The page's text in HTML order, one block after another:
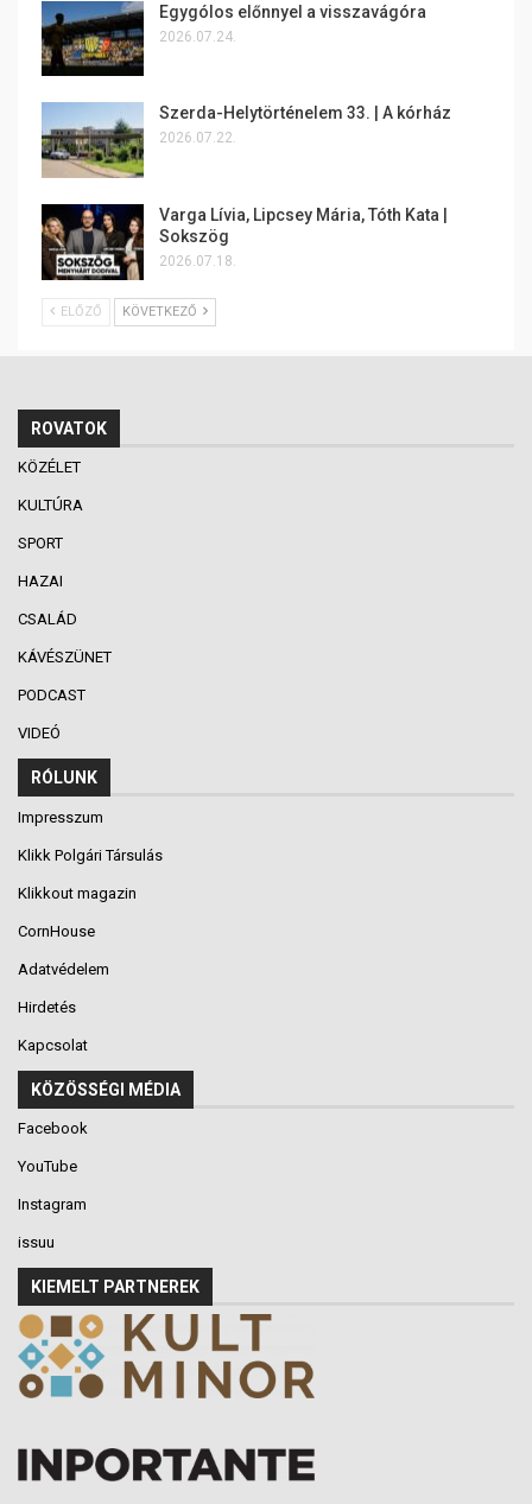
Egygólos előnnyel a visszavágóra
2026.07.24.
Szerda-Helytörténelem 33. | A kórház
2026.07.22.
Varga Lívia, Lipcsey Mária, Tóth Kata |
Sokszög
2026.07.18.
ELŐZŐ KÖVETKEZŐ
ROVATOK
KÖZÉLET
KULTÚRA
SPORT
HAZAI
CSALÁD
KÁVÉSZÜNET
PODCAST
VIDEÓ
RÓLUNK
Impresszum
Klikk Polgári Társulás
Klikkout magazin
CornHouse
Adatvédelem
Hirdetés
Kapcsolat
KÖZÖSSÉGI MÉDIA
Facebook
YouTube
Instagram
issuu
KIEMELT PARTNEREK